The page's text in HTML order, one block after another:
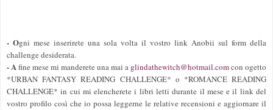
- Ogni mese inserirete una sola volta il vostro link Anobii sul form della
challenge desiderata.
- A fine mese mi manderete una mai a glindathewitch@hotmail.comcon ogetto
*URBAN FANTASY READING CHALLENGE* o *ROMANCE READING
CHALLENGE* in cui mi elencherete i libri letti durante il mese e il link del
vostro profilo così che io possa leggerne le relative recensioni e aggiornare il